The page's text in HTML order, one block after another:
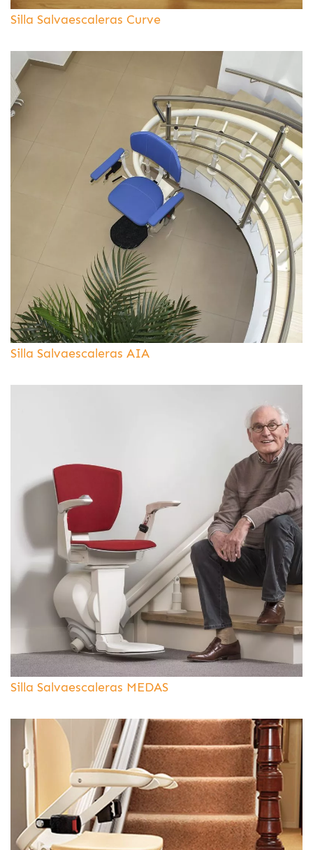
Silla Salvaescaleras Curve
Silla Salvaescaleras AIA
Silla Salvaescaleras MEDAS